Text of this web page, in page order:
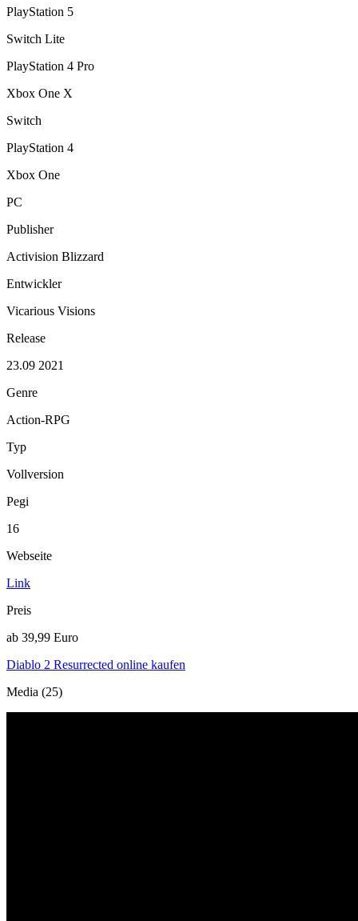
PlayStation 5
Switch Lite
PlayStation 4 Pro
Xbox One X
Switch
PlayStation 4
Xbox One
PC
Publisher
Activision Blizzard
Entwickler
Vicarious Visions
Release
23.09 2021
Genre
Action-RPG
Typ
Vollversion
Pegi
16
Webseite
Link
Preis
ab 39,99 Euro
Diablo 2 Resurrected online kaufen
Media (25)